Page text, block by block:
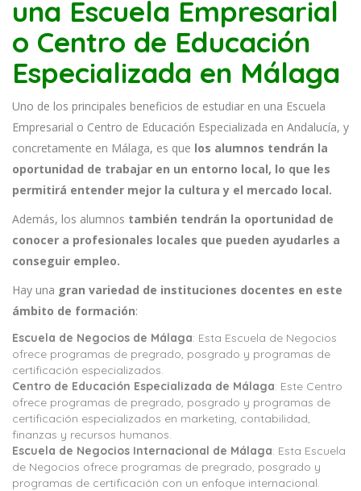
una Escuela Empresarial
o Centro de Educación
Especializada en Málaga
Uno de los principales beneficios de estudiar en una Escuela
Empresarial o Centro de Educación Especializada en Andalucía, y
concretamente en Málaga, es que los alumnos tendrán la
oportunidad de trabajar en un entorno local, lo que les
permitirá entender mejor la cultura y el mercado local.
Además, los alumnos también tendrán la oportunidad de
conocer a profesionales locales que pueden ayudarles a
conseguir empleo.
Hay una gran variedad de instituciones docentes en este
ámbito de formación:
Escuela de Negocios de Málaga: Esta Escuela de Negocios
ofrece programas de pregrado, posgrado y programas de
certificación especializados.
Centro de Educación Especializada de Málaga: Este Centro
ofrece programas de pregrado, posgrado y programas de
certificación especializados en marketing, contabilidad,
finanzas y recursos humanos.
Escuela de Negocios Internacional de Málaga: Esta Escuela
de Negocios ofrece programas de pregrado, posgrado y
programas de certificación con un enfoque internacional.